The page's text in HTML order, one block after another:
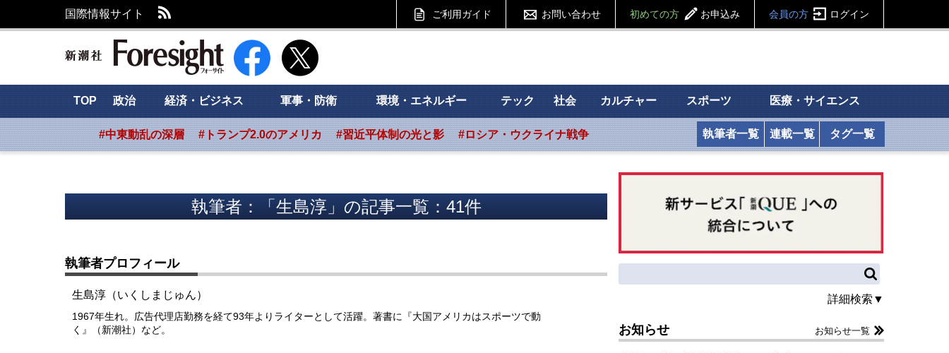
国際情報サイト ご利用ガイド お問い合わせ 初めての方 お申込み 会員の方 ログイン
新潮社 Foresight フォーサイト
TOP 政治 経済・ビジネス 軍事・防衛 環境・エネルギー テック 社会 カルチャー スポーツ 医療・サイエンス
#中東動乱の深層 #トランプ2.0のアメリカ #習近平体制の光と影 #ロシア・ウクライナ戦争 執筆者一覧 連載一覧 タグ一覧
執筆者：「生島淳」の記事一覧：41件
執筆者プロフィール
生島淳（いくしまじゅん）
1967年生れ。広告代理店勤務を経て93年よりライターとして活躍。著書に『大国アメリカはスポーツで動
く』（新潮社）など。
詳細検索▼
お知らせ お知らせ一覧